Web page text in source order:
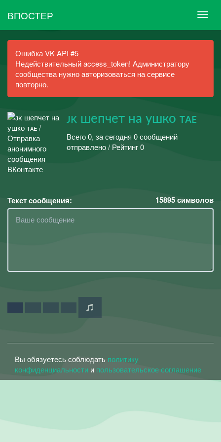
ВПОСТЕР
Ошибка VK API #5
Недействительный access_token! Администратору
сообщества нужно авторизоваться на сервисе
повторно.
ᴊᴋ шепчет на ушко ᴛᴀᴇ
Всего 0, за сегодня 0 сообщений
отправлено / Рейтинг 0
Текст сообщения: 15895символов
Вы обязуетесь соблюдать политику
конфиденциальности и пользовательское соглашение